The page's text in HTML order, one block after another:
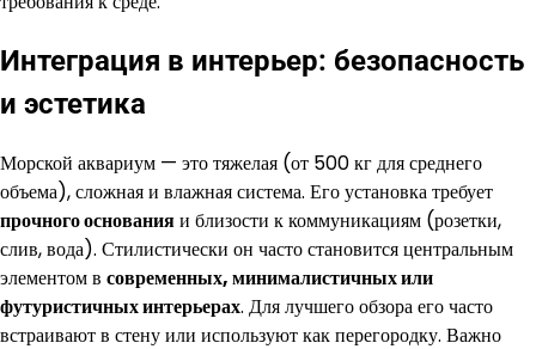
Интеграция в интерьер: безопасность
и эстетика
Морской аквариум — это тяжелая (от 500 кг для среднего
объема), сложная и влажная система. Его установка требует
прочного основанияи близости к коммуникациям (розетки,
слив, вода). Стилистически он часто становится центральным
элементом в современных, минималистичных или
футуристичных интерьерах. Для лучшего обзора его часто
встраивают в стену или используют как перегородку. Важно